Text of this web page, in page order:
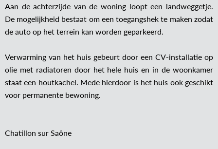
Aan de achterzijde van de woning loopt een landweggetje.
De mogelijkheid bestaat om een toegangshek te maken zodat
de auto op het terrein kan worden geparkeerd.
Verwarming van het huis gebeurt door een CV-installatie op
olie met radiatoren door het hele huis en in de woonkamer
staat een houtkachel. Mede hierdoor is het huis ook geschikt
voor permanente bewoning.
Chatillon sur Saône